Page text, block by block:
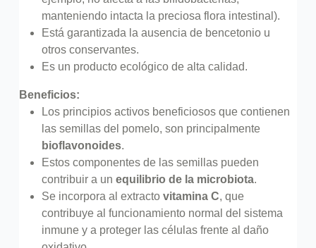
manteniendo intacta la preciosa flora intestinal).
Está garantizada la ausencia de bencetonio u
otros conservantes.
Es un producto ecológico de alta calidad.
Beneficios:
Los principios activos beneficiosos que contienen
las semillas del pomelo, son principalmente
bioflavonoides.
Estos componentes de las semillas pueden
contribuir a un equilibrio de la microbiota.
Se incorpora al extracto vitamina C, que
contribuye al funcionamiento normal del sistema
inmune y a proteger las células frente al daño